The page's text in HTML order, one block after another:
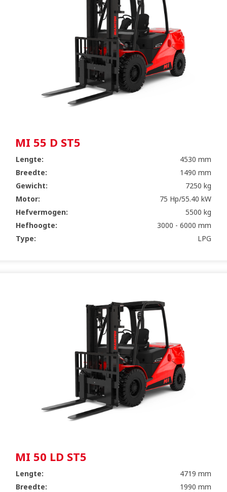
MI 55 D ST5
Lengte:
4530 mm
Breedte:
1490 mm
Gewicht:
7250 kg
Motor:
75 Hp/55.40 kW
Hefvermogen:
5500 kg
Hefhoogte:
3000 - 6000 mm
Type:
LPG
MI 50 LD ST5
Lengte:
4719 mm
Breedte:
1990 mm